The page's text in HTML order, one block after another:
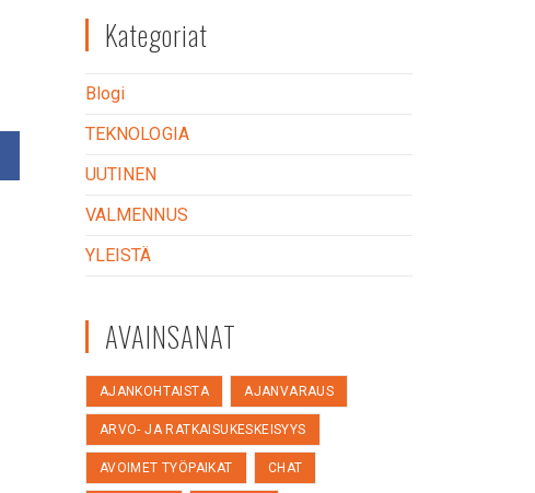
Kategoriat
Blogi
TEKNOLOGIA
UUTINEN
VALMENNUS
YLEISTÄ
AVAINSANAT
AJANKOHTAISTA AJANVARAUS
ARVO- JA RATKAISUKESKEISYYS
AVOIMET TYÖPAIKAT CHAT